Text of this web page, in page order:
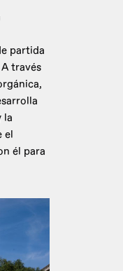
partida
A través
la
el
él para